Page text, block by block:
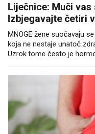
Liječnice: Muči
Izbjegavajte četiri
MNOGE žene suočavaju
koja ne nestaje unatoč
Uzrok tome često je